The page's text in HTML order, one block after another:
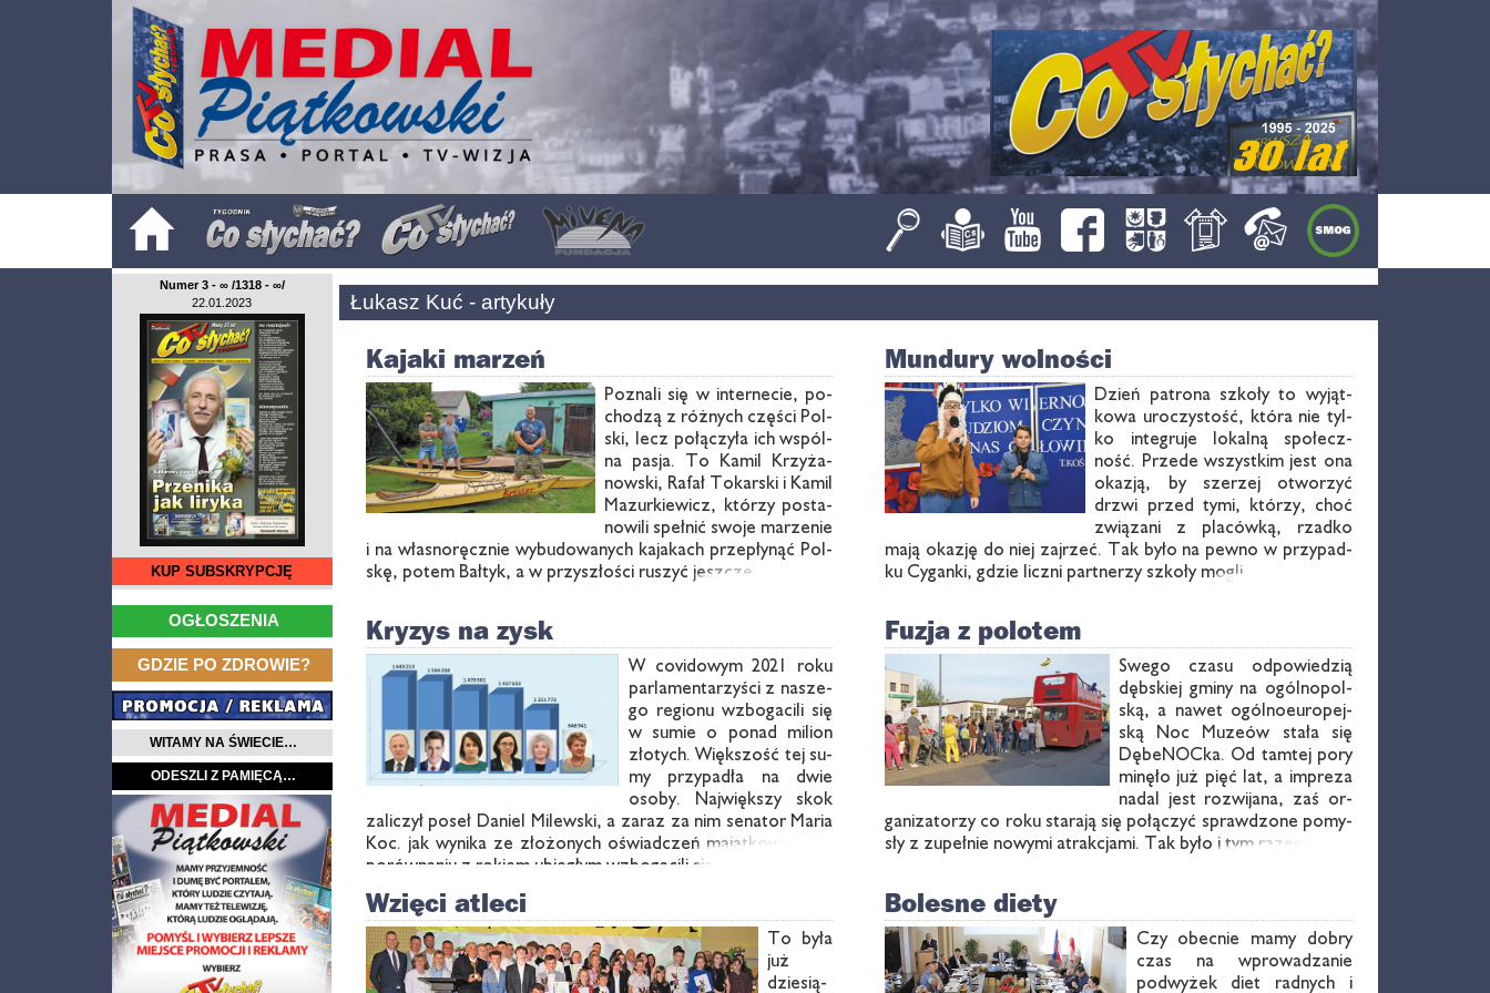
Numer 3 - ∞ /1318 - ∞/
22.01.2023
KUP SUBSKRYPCJĘ
OGŁOSZENIA
GDZIE PO ZDROWIE?
WITAMY NA ŚWIECIE…
ODESZLI Z PAMIĘCĄ…
Łukasz Kuć - artykuły
Kajaki marzeń
Po­zna­li się w in­ter­ne­cie, po­
cho­dzą z róż­nych czę­ści Pol­
ski, lecz po­łą­czy­ła ich wspól­
na pa­sja. To Ka­mil Krzy­ża­
now­ski, Ra­fał To­kar­ski i Ka­mil
Ma­zur­kie­wicz, któ­rzy po­sta­
no­wi­li speł­nić swo­je ma­rze­nie
i na wła­sno­ręcz­nie wy­bu­do­wa­nych ka­ja­kach prze­pły­nąć Pol­
skę, po­tem Bał­tyk, a w przy­szło­ści ru­szyć jesz­cze …
Mundury wolności
Dzień pa­tro­na szko­ły to wy­jąt­
ko­wa uro­czy­stość, któ­ra nie tyl­
ko in­te­gru­je lo­kal­ną spo­łecz­
ność. Przede wszyst­kim jest ona
oka­zją, by sze­rzej otwo­rzyć
drzwi przed ty­mi, któ­rzy, choć
zwią­za­ni z pla­ców­ką, rzad­ko
ma­ją oka­zję do niej zaj­rzeć. Tak by­ło na pew­no w przy­pad­
ku Cy­gan­ki, gdzie licz­ni part­ne­rzy szko­ły mo­gli …
Kryzys na zysk
W co­vi­do­wym 2021 ro­ku
par­la­men­ta­rzy­ści z na­sze­
go re­gio­nu wzbo­ga­ci­li się
w su­mie o po­nad mi­lion
zło­tych. Więk­szość tej su­
my przy­pa­dła na dwie
oso­by. Naj­więk­szy skok
za­li­czył po­seł Da­niel Mi­lew­ski, a za­raz za nim se­na­tor Ma­ria
Koc. jak wy­ni­ka ze zło­żo­nych oświad­czeń ma­jąt­ko­wych, w
po­rów­na­niu z ro­kiem ubie­głym wzbo­ga­ci­li się oni …
Fuzja z polotem
Swe­go cza­su od­po­wie­dzią
dęb­skiej gmi­ny na ogól­no­pol­
ską, a na­wet ogól­no­eu­ro­pej­
ską Noc Mu­ze­ów sta­ła się
Dę­be­NOC­ka. Od tam­tej po­ry
mi­nę­ło już pięć lat, a im­pre­za
na­dal jest roz­wi­ja­na, zaś or­
ga­ni­za­to­rzy co ro­ku sta­ra­ją się po­łą­czyć spraw­dzo­ne po­my­
sły z zu­peł­nie no­wy­mi atrak­cja­mi. Tak by­ło i tym ra­zem…
Wzięci atleci
To by­ła
już
dzie­sią­
Bolesne diety
Czy obec­nie ma­my do­bry
czas na wpro­wa­dza­nie
pod­wy­żek diet rad­nych i